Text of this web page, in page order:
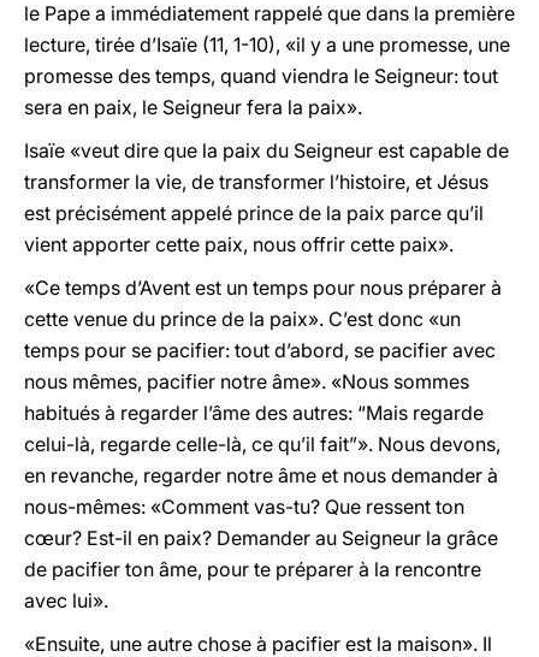
le Pape a immédiatement rappelé que dans la première
lecture, tirée d’Isaïe (11, 1-10), «il y a une promesse, une
promesse des temps, quand viendra le Seigneur: tout
sera en paix, le Seigneur fera la paix».
Isaïe «veut dire que la paix du Seigneur est capable de
transformer la vie, de transformer l’histoire, et Jésus
est précisément appelé prince de la paix parce qu’il
vient apporter cette paix, nous offrir cette paix».
«Ce temps d’Avent est un temps pour nous préparer à
cette venue du prince de la paix». C’est donc «un
temps pour se pacifier: tout d’abord, se pacifier avec
nous mêmes, pacifier notre âme». «Nous sommes
habitués à regarder l’âme des autres: “Mais regarde
celui-là, regarde celle-là, ce qu’il fait”». Nous devons,
en revanche, regarder notre âme et nous demander à
nous-mêmes: «Comment vas-tu? Que ressent ton
cœur? Est-il en paix? Demander au Seigneur la grâce
de pacifier ton âme, pour te préparer à la rencontre
avec lui».
«Ensuite, une autre chose à pacifier est la maison». Il